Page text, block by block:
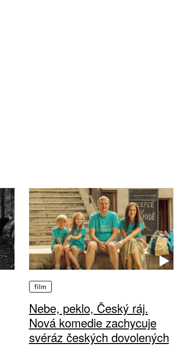
film
Nebe, peklo, Český ráj.
Nová komedie zachycuje
svéráz českých dovolených